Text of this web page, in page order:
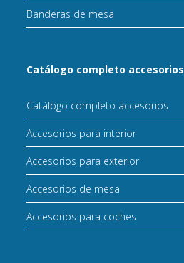
Banderas de mesa
Catálogo completo accesorios
Catálogo completo accesorios
Accesorios para interior
Accesorios para exterior
Accesorios de mesa
Accesorios para coches